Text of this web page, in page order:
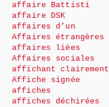
affaire Battisti
affaire DSK
affaires d’un
Affaires étrangères
affaires liées
Affaires sociales
affichant clairement
Affiche signée
affiches
affiches déchirées